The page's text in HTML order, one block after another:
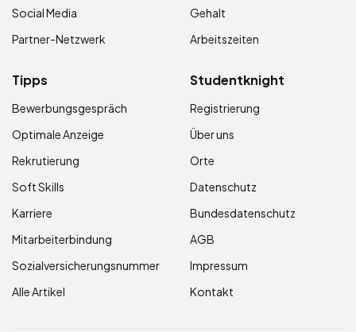
Social Media
Partner-Netzwerk
Gehalt
Arbeitszeiten
Tipps
Bewerbungsgespräch
Optimale Anzeige
Rekrutierung
Soft Skills
Karriere
Mitarbeiterbindung
Sozialversicherungsnummer
Alle Artikel
Studentknight
Registrierung
Über uns
Orte
Datenschutz
Bundesdatenschutz
AGB
Impressum
Kontakt